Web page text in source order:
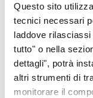
Questo sito
tecnici necessari
laddove
tutto" o nella
dettagli", potrà
altri strumenti di
monitorare il